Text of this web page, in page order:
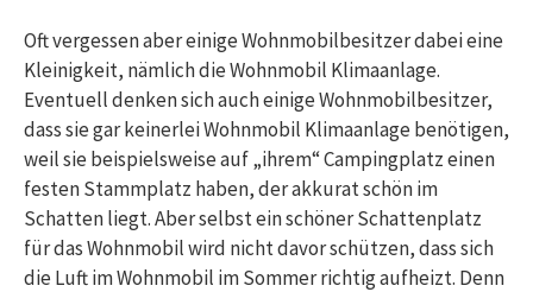
Oft vergessen aber einige Wohnmobilbesitzer dabei eine
Kleinigkeit, nämlich die Wohnmobil Klimaanlage.
Eventuell denken sich auch einige Wohnmobilbesitzer,
dass sie gar keinerlei Wohnmobil Klimaanlage benötigen,
weil sie beispielsweise auf „ihrem“ Campingplatz einen
festen Stammplatz haben, der akkurat schön im
Schatten liegt. Aber selbst ein schöner Schattenplatz
für das Wohnmobil wird nicht davor schützen, dass sich
die Luft im Wohnmobil im Sommer richtig aufheizt. Denn